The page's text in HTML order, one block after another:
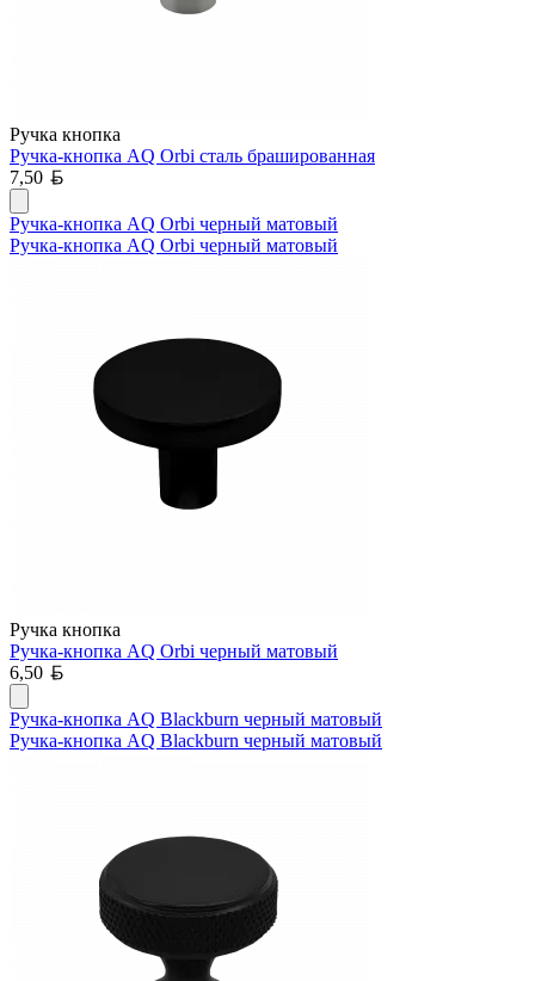
Ручка кнопка
Ручка-кнопка AQ Orbi сталь брашированная
7,50
Ручка-кнопка AQ Orbi черный матовый
Ручка-кнопка AQ Orbi черный матовый
Ручка кнопка
Ручка-кнопка AQ Orbi черный матовый
6,50
Ручка-кнопка AQ Blackburn черный матовый
Ручка-кнопка AQ Blackburn черный матовый